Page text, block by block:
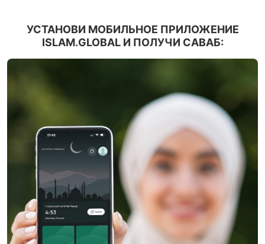
УСТАНОВИ МОБИЛЬНОЕ ПРИЛОЖЕНИЕ
ISLAM.GLOBAL И ПОЛУЧИ САВАБ: